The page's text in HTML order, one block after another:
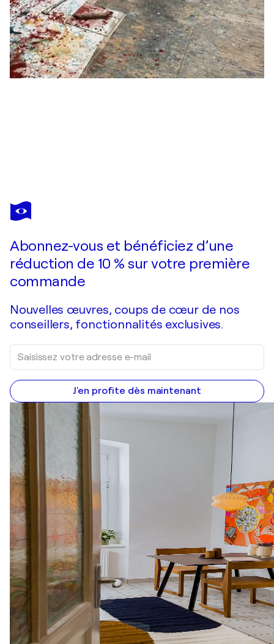
DAPHNE VERHEIJKE
Dream on
Abonnez-vous et bénéficiez d’une
réduction de 10 % sur votre première
commande
Nouvelles œuvres, coups de cœur de nos
conseillers, fonctionnalités exclusives.
J'en profite dès maintenant